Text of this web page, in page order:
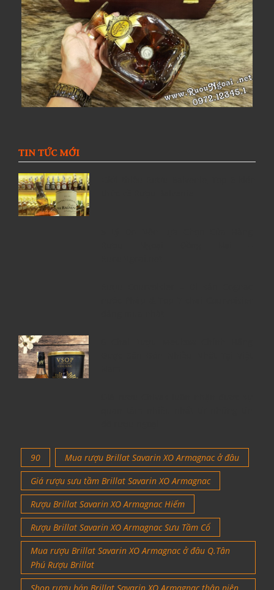
TIN TỨC MỚI
90
Mua rượu Brillat Savarin XO Armagnac ở đâu
Giá rượu sưu tầm Brillat Savarin XO Armagnac
Rượu Brillat Savarin XO Armagnac Hiếm
Rượu Brillat Savarin XO Armagnac Sưu Tầm Cổ
Mua rượu Brillat Savarin XO Armagnac ở đâu Q.Tân
Phú Rượu Brillat